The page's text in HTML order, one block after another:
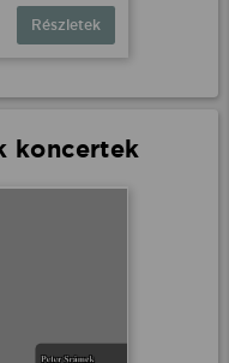
Részletek
koncertek